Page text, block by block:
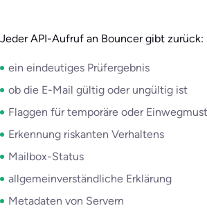
Jeder API-Aufruf an Bouncer gibt zurück:
ein eindeutiges Prüfergebnis
ob die E-Mail gültig oder ungültig ist
Flaggen für temporäre oder
Erkennung riskanten Verhaltens
Mailbox-Status
allgemeinverständliche Erklärung
Metadaten von Servern